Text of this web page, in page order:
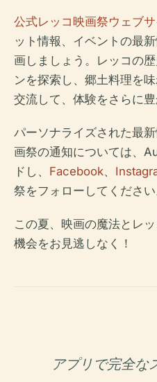
公式レッコ映画祭ウェブサ
ット情報、イベントの最
画しましょう。レッコの
ンを探索し、郷土料理を
交流して、体験をさらに豊
パーソナライズされた最
画祭の通知については、
ドし、 Facebook、
祭をフォローしてください
この夏、映画の魔法とレ
機会をお見逃しなく！
アプリで完全な